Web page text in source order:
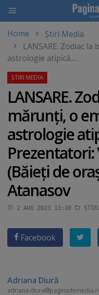
main
content
Home
Știri Media
LANSARE. Zodiac
astrologie atipică....
LANSARE.
mărunţi, o
astrologie
Prezentatori:
(Băieţi de
Atanasov
2 AUG 2023 13:30
Facebook
Adriana Diură
adriana.diura